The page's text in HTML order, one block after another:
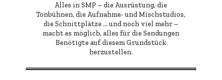
Alles in SMP – die Ausrüstung, die
Tonbühnen, die Aufnahme- und Mischstudios,
die Schnittplätze ... und noch viel mehr –
macht es möglich, alles für die Sendungen
Benötigte auf diesem Grundstück
herzustellen.